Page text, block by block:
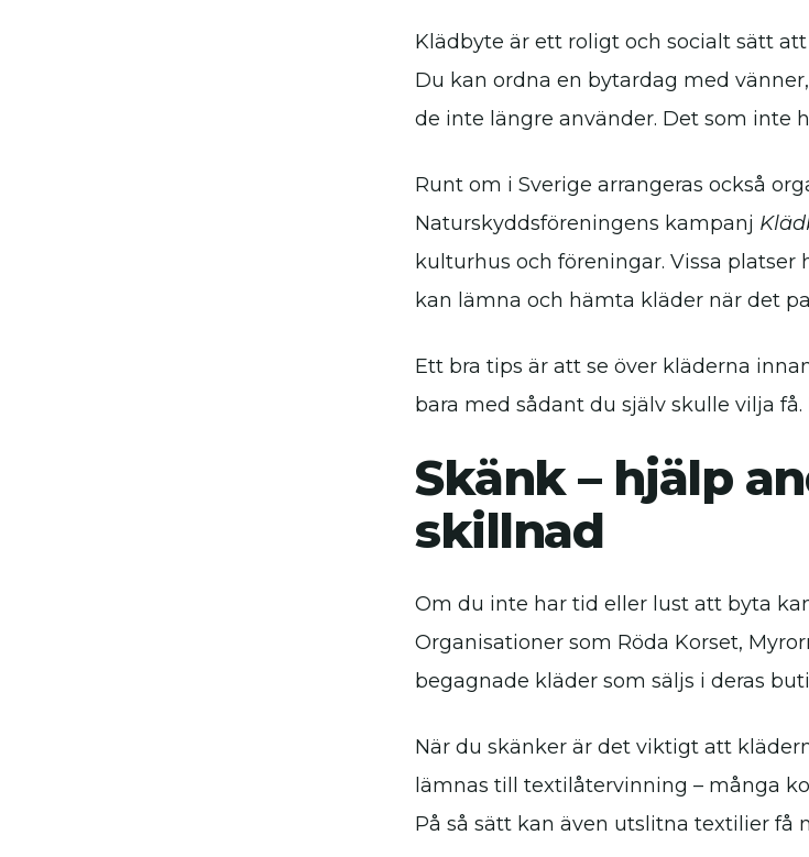
Klädbyte är ett roligt och socialt sätt
Du kan ordna en bytardag med
de inte längre använder. Det som inte
Runt om i Sverige arrangeras också
Naturskyddsföreningens kampanj
kulturhus och föreningar. Vissa
kan lämna och hämta kläder när det
Ett bra tips är att se över kläderna
bara med sådant du själv skulle vilja
Skänk – hjälp
skillnad
Om du inte har tid eller lust att byta
Organisationer som Röda Korset,
begagnade kläder som säljs i deras
När du skänker är det viktigt att
lämnas till textilåtervinning – många
På så sätt kan även utslitna textilier få